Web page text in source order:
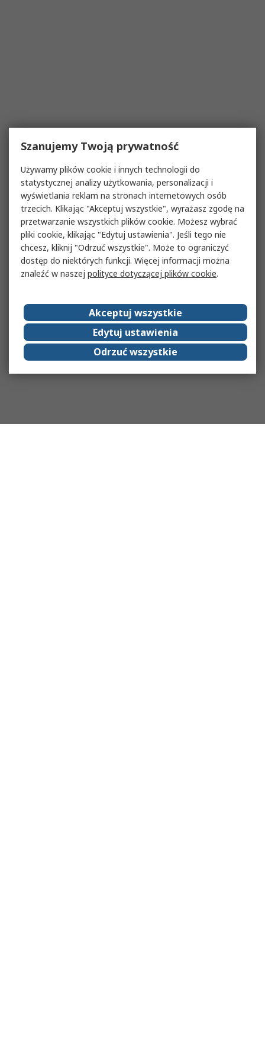
Szanujemy Twoją prywatność
Używamy plików cookie i innych technologii do
statystycznej analizy użytkowania, personalizacji i
wyświetlania reklam na stronach internetowych osób
trzecich. Klikając "Akceptuj wszystkie", wyrażasz zgodę na
przetwarzanie wszystkich plików cookie. Możesz wybrać
pliki cookie, klikając "Edytuj ustawienia". Jeśli tego nie
chcesz, kliknij "Odrzuć wszystkie". Może to ograniczyć
dostęp do niektórych funkcji. Więcej informacji można
znaleźć w naszej polityce dotyczącej plików cookie.
Akceptuj wszystkie
Edytuj ustawienia
Odrzuć wszystkie